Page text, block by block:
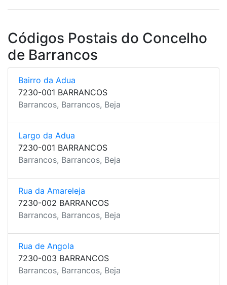
Códigos Postais do Concelho
de Barrancos
Bairro da Adua
7230-001 BARRANCOS
Barrancos, Barrancos, Beja
Largo da Adua
7230-001 BARRANCOS
Barrancos, Barrancos, Beja
Rua da Amareleja
7230-002 BARRANCOS
Barrancos, Barrancos, Beja
Rua de Angola
7230-003 BARRANCOS
Barrancos, Barrancos, Beja